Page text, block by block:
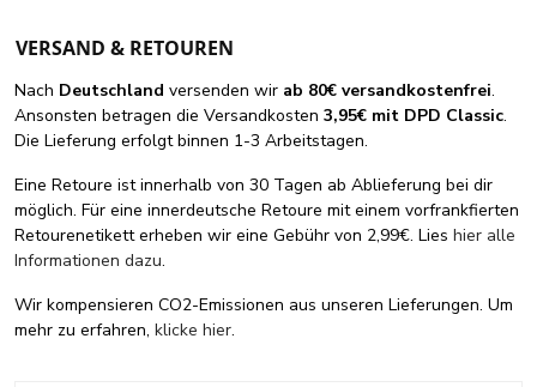
VERSAND & RETOUREN
Nach Deutschland versenden wir ab 80€ versandkostenfrei.
Ansonsten betragen die Versandkosten 3,95€ mit DPD Classic.
Die Lieferung erfolgt binnen 1-3 Arbeitstagen.
Eine Retoure ist innerhalb von 30 Tagen ab Ablieferung bei dir
möglich. Für eine innerdeutsche Retoure mit einem vorfrankfierten
Retourenetikett erheben wir eine Gebühr von 2,99€. Lies hier alle
Informationen dazu.
Wir kompensieren CO2-Emissionen aus unseren Lieferungen. Um
mehr zu erfahren, klicke hier.